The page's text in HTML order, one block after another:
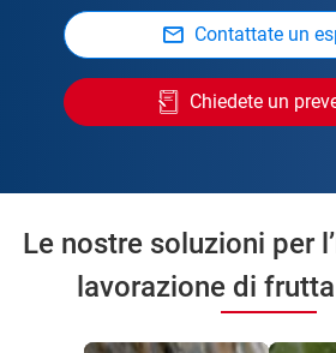
Contattate un
Chiedete un
Le nostre soluzioni per
lavorazione di